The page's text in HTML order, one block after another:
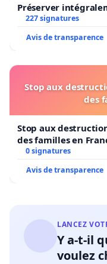
Préserver
227 signatures
Avis de transparence
Stop aux
des
Stop aux
des familles en
0 signatures
Avis de transparence
LANCEZ
Y a-t-il
voulez